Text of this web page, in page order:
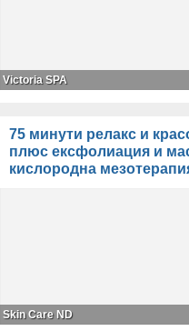
Victoria SPA
75 минути релакс и
плюс ексфолиация и
кислородна
Skin Care ND